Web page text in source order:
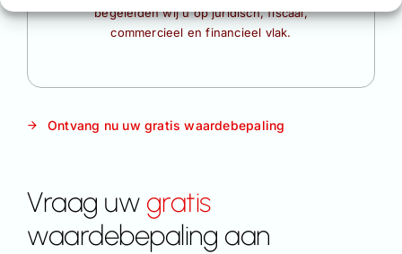
begeleiden wij u op juridisch, fiscaal,
commercieel en financieel vlak.
Ontvang nu uw gratis waardebepaling
Vraag uw gratis
waardebepaling aan